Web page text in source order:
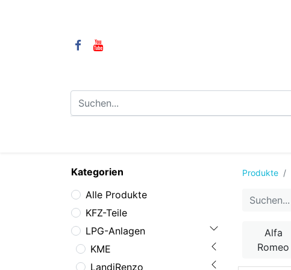
Kategorien
Alle Produkte
KFZ-Teile
LPG-Anlagen
KME
LandiRenzo
Produkte
Alfa
Romeo